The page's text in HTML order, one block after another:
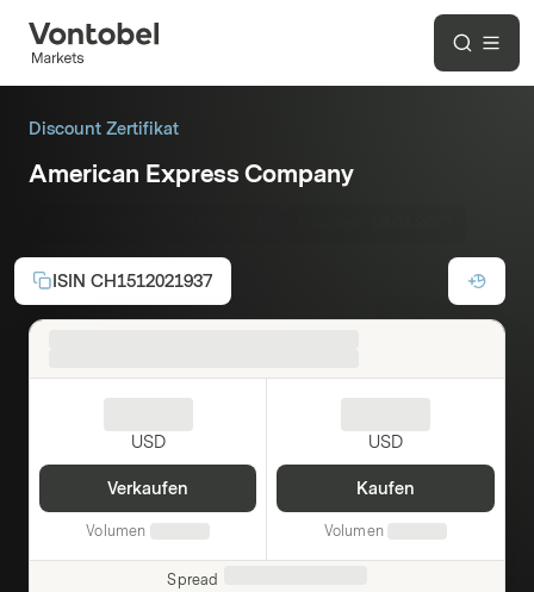
Discount Zertifikat
American Express Company
ISIN CH1512021937
USD
Verkaufen
Volumen
USD
Kaufen
Volumen
Spread